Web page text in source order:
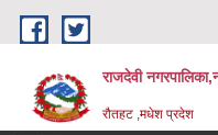
Skip to main content
राजदेवी
रौतहट ,मधेश प्रदेश